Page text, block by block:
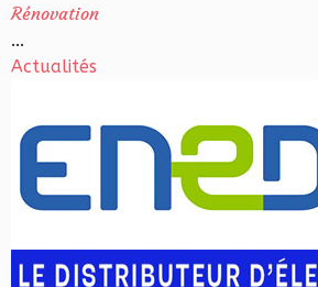
Rénovation
...
Actualités